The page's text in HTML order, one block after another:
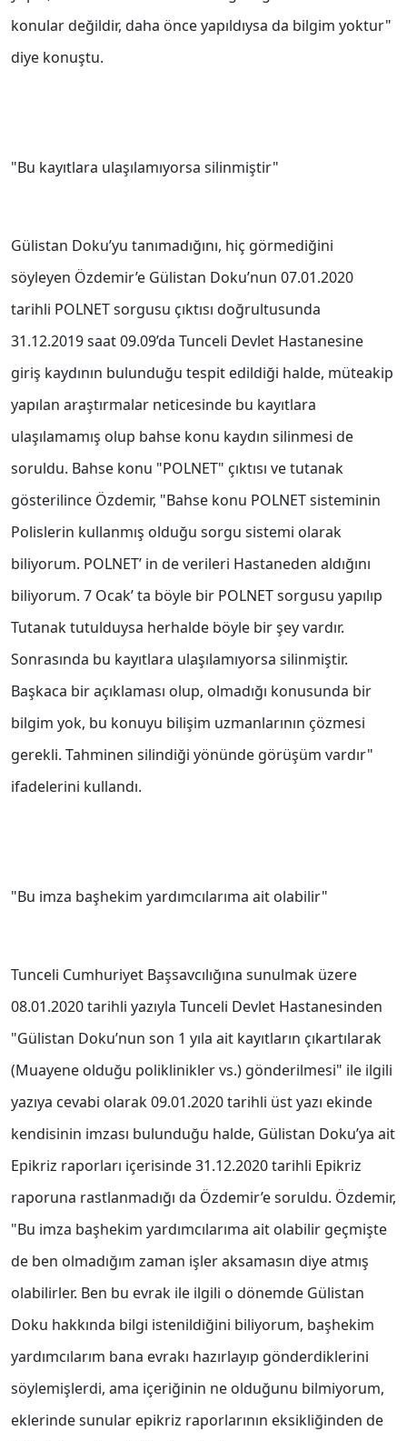
konular değildir, daha önce yapıldıysa da bilgim yoktur"
diye konuştu.
"Bu kayıtlara ulaşılamıyorsa silinmiştir"
Gülistan Doku’yu tanımadığını, hiç görmediğini
söyleyen Özdemir’e Gülistan Doku’nun 07.01.2020
tarihli POLNET sorgusu çıktısı doğrultusunda
31.12.2019 saat 09.09’da Tunceli Devlet Hastanesine
giriş kaydının bulunduğu tespit edildiği halde, müteakip
yapılan araştırmalar neticesinde bu kayıtlara
ulaşılamamış olup bahse konu kaydın silinmesi de
soruldu. Bahse konu "POLNET" çıktısı ve tutanak
gösterilince Özdemir, "Bahse konu POLNET sisteminin
Polislerin kullanmış olduğu sorgu sistemi olarak
biliyorum. POLNET’ in de verileri Hastaneden aldığını
biliyorum. 7 Ocak’ ta böyle bir POLNET sorgusu yapılıp
Tutanak tutulduysa herhalde böyle bir şey vardır.
Sonrasında bu kayıtlara ulaşılamıyorsa silinmiştir.
Başkaca bir açıklaması olup, olmadığı konusunda bir
bilgim yok, bu konuyu bilişim uzmanlarının çözmesi
gerekli. Tahminen silindiği yönünde görüşüm vardır"
ifadelerini kullandı.
"Bu imza başhekim yardımcılarıma ait olabilir"
Tunceli Cumhuriyet Başsavcılığına sunulmak üzere
08.01.2020 tarihli yazıyla Tunceli Devlet Hastanesinden
"Gülistan Doku’nun son 1 yıla ait kayıtların çıkartılarak
(Muayene olduğu poliklinikler vs.) gönderilmesi" ile ilgili
yazıya cevabi olarak 09.01.2020 tarihli üst yazı ekinde
kendisinin imzası bulunduğu halde, Gülistan Doku’ya ait
Epikriz raporları içerisinde 31.12.2020 tarihli Epikriz
raporuna rastlanmadığı da Özdemir’e soruldu. Özdemir,
"Bu imza başhekim yardımcılarıma ait olabilir geçmişte
de ben olmadığım zaman işler aksamasın diye atmış
olabilirler. Ben bu evrak ile ilgili o dönemde Gülistan
Doku hakkında bilgi istenildiğini biliyorum, başhekim
yardımcılarım bana evrakı hazırlayıp gönderdiklerini
söylemişlerdi, ama içeriğinin ne olduğunu bilmiyorum,
eklerinde sunular epikriz raporlarının eksikliğinden de